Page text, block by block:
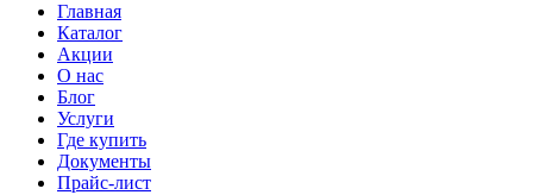
Главная
Каталог
Акции
О нас
Блог
Услуги
Где купить
Документы
Прайс-лист